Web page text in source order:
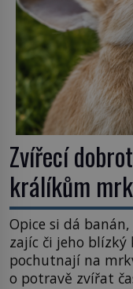
Zvířecí
králíkům
Opice si dá
zajíc či jeho blízký
pochutnají na
o potravě zvířat